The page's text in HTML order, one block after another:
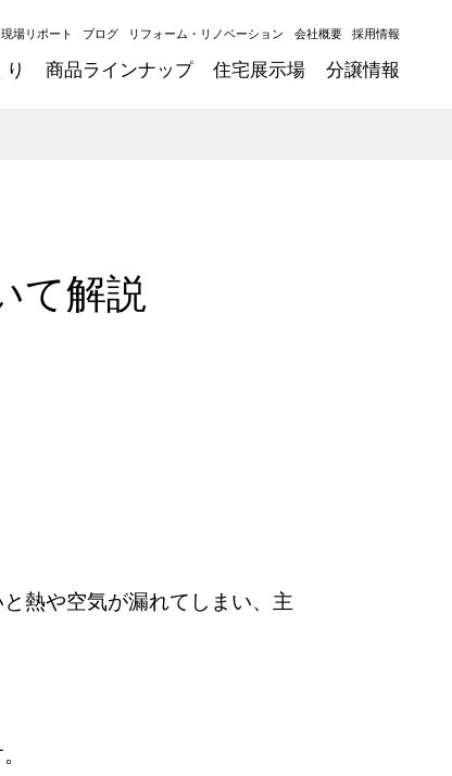
現場リポート ブログ リフォーム・リノベーション 会社概要 採用情報
商品ラインナップ 住宅展示場 分譲情報
て解説
熱や空気が漏れてしまい、主